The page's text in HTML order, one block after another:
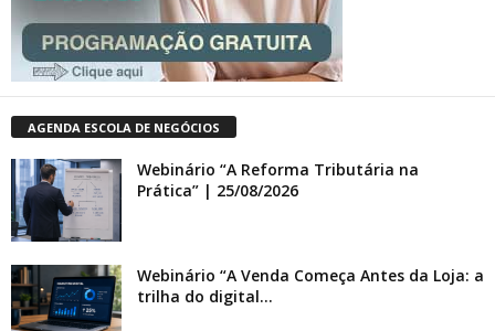
AGENDA ESCOLA DE NEGÓCIOS
Webinário “A Reforma Tributária na
Prática” | 25/08/2026
Webinário “A Venda Começa Antes da Loja: a
trilha do digital...